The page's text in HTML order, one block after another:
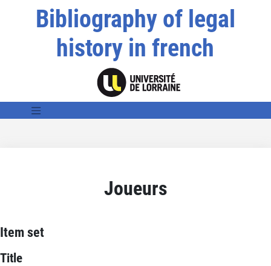
Bibliography of legal
history in french
Joueurs
Item set
Title